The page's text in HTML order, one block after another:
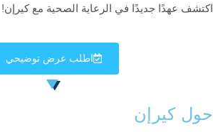
اكتشف عهدًا جديدًا في الرعاية الصحية مع كيرإن!
اطلب عرض توضيحي
حول كيرإن